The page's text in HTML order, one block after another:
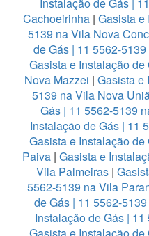
Instalação de Gás |
Cachoeirinha | Gasista e
5139 na Vila Nova
de Gás | 11 5562-
Gasista e Instalação
Nova Mazzei | Gasista e
5139 na Vila Nova
Gás | 11 5562-5139
Instalação de Gás | 11
Gasista e Instalação
Paiva| Gasista e
Vila Palmeiras|
5562-5139 na Vila
de Gás | 11 5562-
Instalação de Gás |